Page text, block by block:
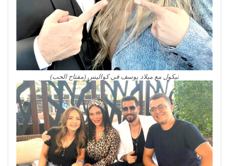
نيكول مع ميلاد يوسف في كواليس (مفتاح الحب)